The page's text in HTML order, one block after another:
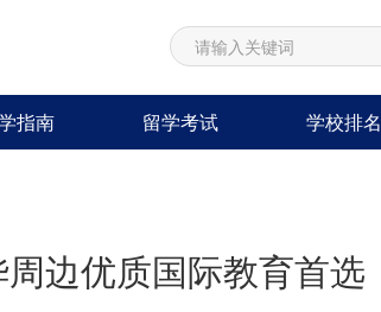
指南 留学考试 学校排名
边优质国际教育首选